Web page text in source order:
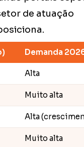
de atuação
Demanda
Alta
Muito alta
Alta
Muito alta